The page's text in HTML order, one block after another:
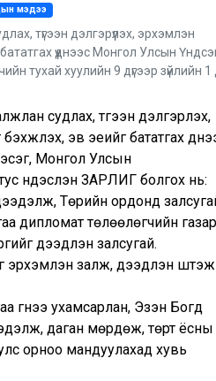
мэдээ
түгээн дэлгэрүүлэх, эрхэмлэн
үүднээс Монгол Улсын
тухай хуулийн 9 дүгээр зүйлийн 1
судлах, түгээн дэлгэрүүлэх,
эв эеийг бататгах
Монгол Улсын
үндэслэн ЗАРЛИГ болгох нь:
Төрийн ордонд
дипломат төлөөлөгчийн газар,
дээдлэн залсугай.
эрхэмлэн залж, дээдлэн шүтэж
гүнээ ухамсарлан, Эзэн Богд
даган мөрдөж, төрт ёсны
улс орноо мандуулахад хувь